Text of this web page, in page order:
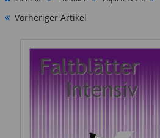
Vorheriger Artikel